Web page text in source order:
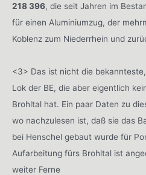
218 396, die seit Jahren im
für einen Aluminiumzug, der
Koblenz zum Niederrhein und
<3> Das ist nicht die
Lok der BE, die aber eigentlich
Brohltal hat. Ein paar Daten zu
wo nachzulesen ist, daß sie das
bei Henschel gebaut wurde für
Aufarbeitung fürs Brohltal ist
weiter Ferne